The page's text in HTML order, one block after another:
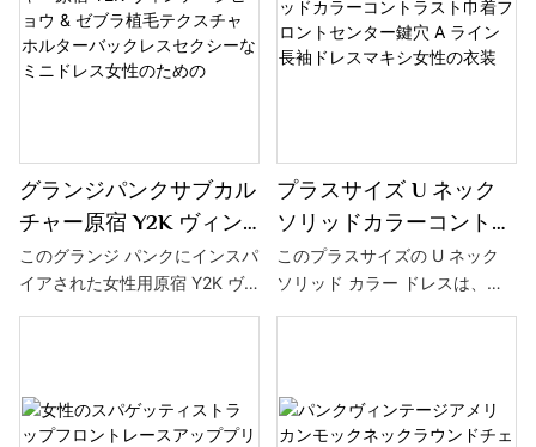
グランジパンクサブカル
チャー原宿 Y2K ヴィン
テージヒョウ & ゼブラ植
毛テクスチャホルターバ
ックレスセクシーなミニ
このグランジ パンクにインスパ
イアされた女性用原宿 Y2K ヴ
ックレス デザインが特徴で、個
性とファッションをアピールす
プラスサイズ U ネック
ソリッドカラーコントラ
スト巾着フロントセンタ
ー鍵穴 A ライン長袖ド
レスマキシ女性の衣装
このプラスサイズの U ネック
ソリッド カラー ドレスは、コ
性用の衣装で、エレガントさと
快適さを兼ね備えています。